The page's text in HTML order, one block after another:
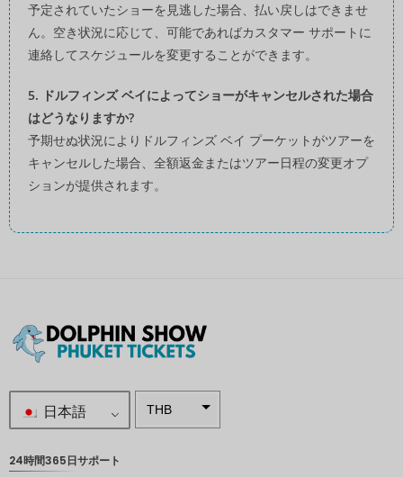
予定されていたショーを見逃した場合、払い戻しはできませ
ん。空き状況に応じて、可能であればカスタマー サポートに
連絡してスケジュールを変更することができます。
5. ドルフィンズ ベイによってショーがキャンセルされた場合
はどうなりますか?
予期せぬ状況によりドルフィンズ ベイ プーケットがツアーを
キャンセルした場合、全額返金またはツアー日程の変更オプ
ションが提供されます。
日本語 THB
24時間365日サポート